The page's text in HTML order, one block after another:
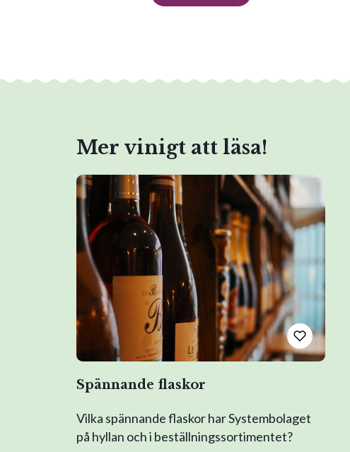
Mer vinigt att läsa!
Spännande flaskor
Vilka spännande flaskor har Systembolaget
på hyllan och i beställningssortimentet?